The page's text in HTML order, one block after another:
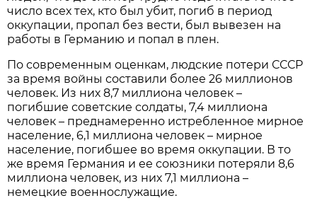
число всех тех, кто был убит, погиб в период
оккупации, пропал без вести, был вывезен на
работы в Германию и попал в плен.
По современным оценкам, людские потери СССР
за время войны составили более 26 миллионов
человек. Из них 8,7 миллиона человек –
погибшие советские солдаты, 7,4 миллиона
человек – преднамеренно истребленное мирное
население, 6,1 миллиона человек – мирное
население, погибшее во время оккупации. В то
же время Германия и ее союзники потеряли 8,6
миллиона человек, из них 7,1 миллиона –
немецкие военнослужащие.